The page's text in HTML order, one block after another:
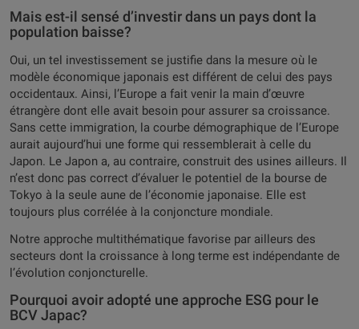
Mais est-il sensé d’investir dans un pays dont la
population baisse?
Oui, un tel investissement se justifie dans la mesure où le
modèle économique japonais est différent de celui des pays
occidentaux. Ainsi, l’Europe a fait venir la main d’œuvre
étrangère dont elle avait besoin pour assurer sa croissance.
Sans cette immigration, la courbe démographique de l’Europe
aurait aujourd’hui une forme qui ressemblerait à celle du
Japon. Le Japon a, au contraire, construit des usines ailleurs. Il
n’est donc pas correct d’évaluer le potentiel de la bourse de
Tokyo à la seule aune de l’économie japonaise. Elle est
toujours plus corrélée à la conjoncture mondiale.
Notre approche multithématique favorise par ailleurs des
secteurs dont la croissance à long terme est indépendante de
l’évolution conjoncturelle.
Pourquoi avoir adopté une approche ESG pour le
BCV Japac?